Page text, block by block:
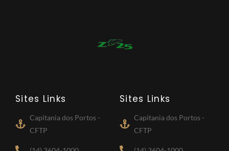
Sites Links
Capitania dos Portos -
CFTP
Sites Links
Capitania dos Portos -
CFTP